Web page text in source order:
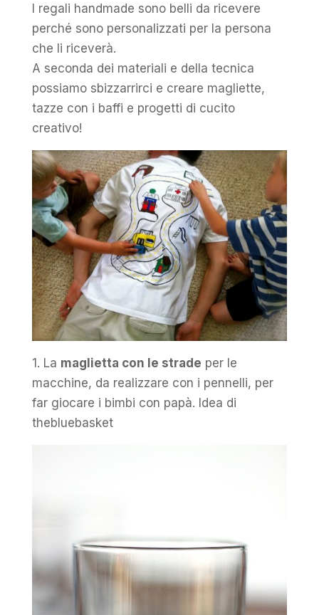
I regali handmade sono belli da ricevere
perché sono personalizzati per la persona
che li riceverà.
A seconda dei materiali e della tecnica
possiamo sbizzarrirci e creare magliette,
tazze con i baffi e progetti di cucito
creativo!
1. La maglietta con le strade per le
macchine, da realizzare con i pennelli, per
far giocare i bimbi con papà. Idea di
thebluebasket